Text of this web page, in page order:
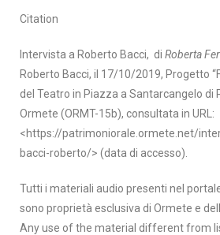
Citation
Intervista a Roberto Bacci, di Roberta
Roberto Bacci, il 17/10/2019, Progetto
del Teatro in Piazza a Santarcangelo di
Ormete (ORMT-15b), consultata in URL:
<https://patrimoniorale.ormete.net/
bacci-roberto/> (data di accesso).
Tutti i materiali audio presenti nel
sono proprietà esclusiva di Ormete e
Any use of the material different from